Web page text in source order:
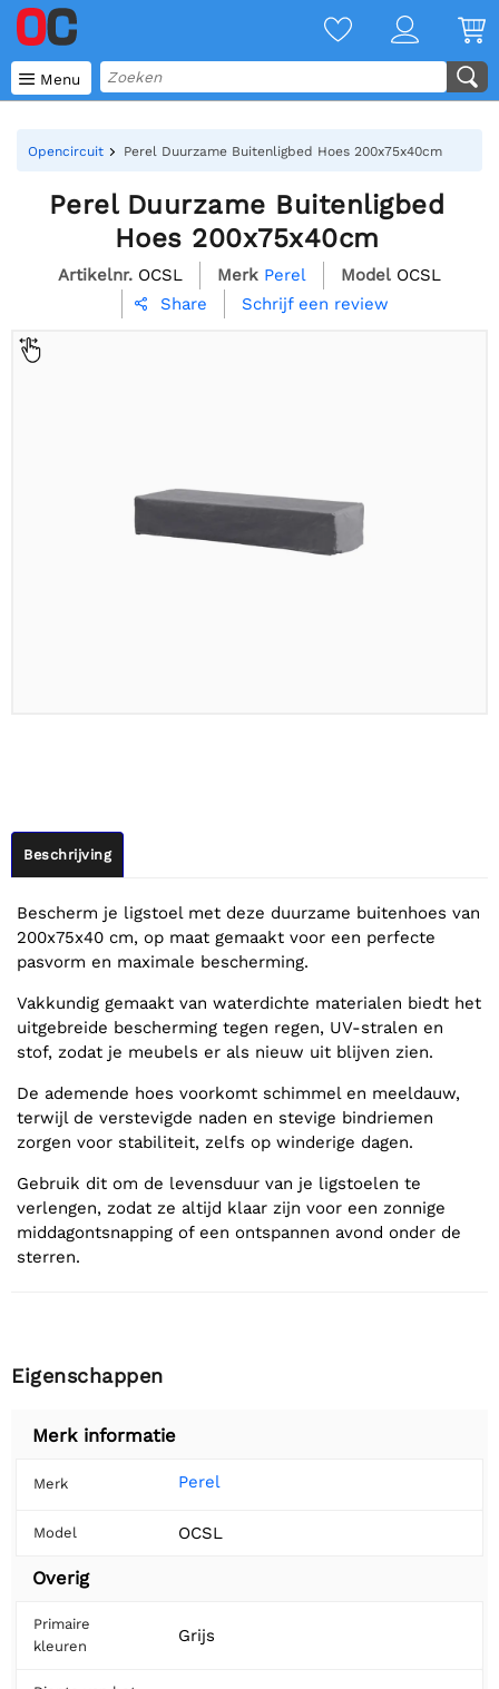
 Menu
Opencircuit Perel Duurzame Buitenligbed Hoes 200x75x40cm
Perel Duurzame Buitenligbed
Hoes 200x75x40cm
Artikelnr. OCSL Merk Perel Model OCSL
 Share Schrijf een review
Beschrijving
Bescherm je ligstoel met deze duurzame buitenhoes van
200x75x40 cm, op maat gemaakt voor een perfecte
pasvorm en maximale bescherming.
Vakkundig gemaakt van waterdichte materialen biedt het
uitgebreide bescherming tegen regen, UV-stralen en
stof, zodat je meubels er als nieuw uit blijven zien.
De ademende hoes voorkomt schimmel en meeldauw,
terwijl de verstevigde naden en stevige bindriemen
zorgen voor stabiliteit, zelfs op winderige dagen.
Gebruik dit om de levensduur van je ligstoelen te
verlengen, zodat ze altijd klaar zijn voor een zonnige
middagontsnapping of een ontspannen avond onder de
sterren.
Eigenschappen
Merk informatie
Merk Perel
Model OCSL
Overig
Primaire
kleuren
Grijs